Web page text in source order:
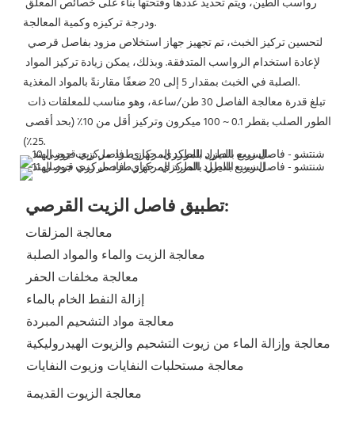
ودرجة تركيزه وكمية المعالجة.
الصلبة في الخبث بمقدار 5 إلى 20 ضعفًا مقارنةً بالمواد المغذية.
25٪).
تطبيق فاصل الزيت القرصي:
معالجة المزلقات
معالجة الزيت والماء والمواد الصلبة
معالجة مخلفات الحفر
إزالة النفط الخام بالماء
معالجة مواد التشحيم المبردة
معالجة وإزالة الماء من زيوت التشحيم والزيوت الهيدروليكية
معالجة مستحلبات النفايات وزيوت النفايات
معالجة الزيوت القديمة